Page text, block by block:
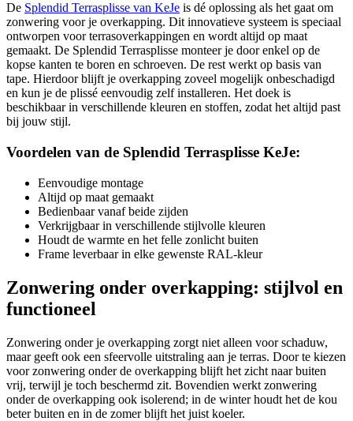
De Splendid Terrasplisse van KeJe is dé oplossing als het gaat om
zonwering voor je overkapping. Dit innovatieve systeem is speciaal
ontworpen voor terrasoverkappingen en wordt altijd op maat
gemaakt. De Splendid Terrasplisse monteer je door enkel op de
kopse kanten te boren en schroeven. De rest werkt op basis van
tape. Hierdoor blijft je overkapping zoveel mogelijk onbeschadigd
en kun je de plissé eenvoudig zelf installeren. Het doek is
beschikbaar in verschillende kleuren en stoffen, zodat het altijd past
bij jouw stijl.
Voordelen van de Splendid Terrasplisse KeJe:
Eenvoudige montage
Altijd op maat gemaakt
Bedienbaar vanaf beide zijden
Verkrijgbaar in verschillende stijlvolle kleuren
Houdt de warmte en het felle zonlicht buiten
Frame leverbaar in elke gewenste RAL-kleur
Zonwering onder overkapping: stijlvol en
functioneel
Zonwering onder je overkapping zorgt niet alleen voor schaduw,
maar geeft ook een sfeervolle uitstraling aan je terras. Door te kiezen
voor zonwering onder de overkapping blijft het zicht naar buiten
vrij, terwijl je toch beschermd zit. Bovendien werkt zonwering
onder de overkapping ook isolerend; in de winter houdt het de kou
beter buiten en in de zomer blijft het juist koeler.